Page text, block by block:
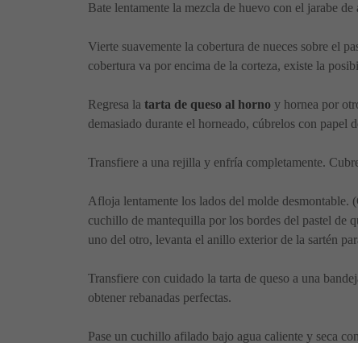
Bate lentamente la mezcla de huevo con el jarabe
Vierte suavemente la cobertura de nueces sobre el
cobertura va por encima de la corteza, existe la
Regresa la tarta de queso al horno y hornea por
demasiado durante el horneado, cúbrelos con papel
Transfiere a una rejilla y enfría completamente.
Afloja lentamente los lados del molde desmontable.
cuchillo de mantequilla por los bordes del pastel de
uno del otro, levanta el anillo exterior de la sartén
Transfiere con cuidado la tarta de queso a una
obtener rebanadas perfectas.
Pase un cuchillo afilado bajo agua caliente y seca